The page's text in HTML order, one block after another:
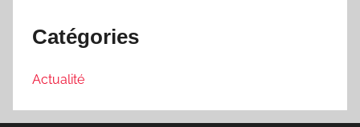
Catégories
Actualité